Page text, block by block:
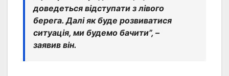
доведеться відступати з лівого
берега. Далі як буде розвиватися
ситуація, ми будемо бачити”, –
заявив він.